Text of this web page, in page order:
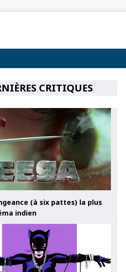
CRITIQUES
(à six pattes) la plus
indien